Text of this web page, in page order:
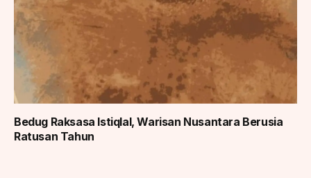
Bedug Raksasa Istiqlal, Warisan Nusantara Berusia
Ratusan Tahun